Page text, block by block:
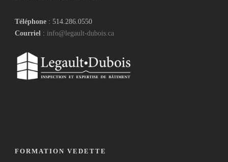
Téléphone : 514.286.0550
Courriel : info@legault-dubois.ca
FORMATION VEDETTE